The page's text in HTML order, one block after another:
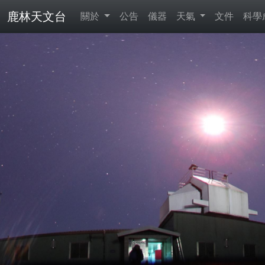
鹿林天文台 關於 公告 儀器 天氣 文件 科